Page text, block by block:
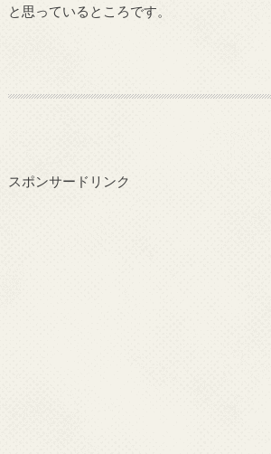
と思っているところです。
スポンサードリンク